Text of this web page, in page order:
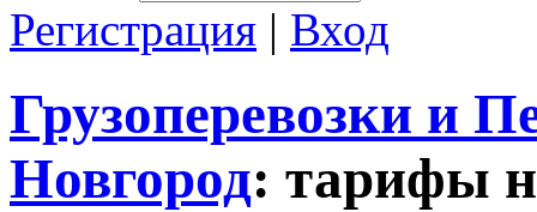
Регистрация | Вход
Грузоперевозки и
Новгород: тарифы